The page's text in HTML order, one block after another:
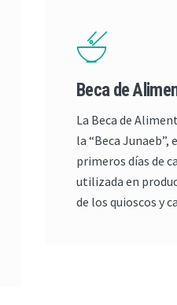
Beca de
La Beca de
la “Beca
primeros días de
utilizada en
de los quioscos y